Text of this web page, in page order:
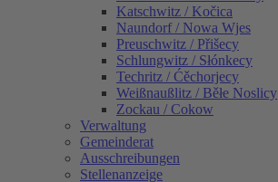
Katschwitz / Kočica
Naundorf / Nowa Wjes
Preuschwitz / Přišecy
Schlungwitz / Słónkecy
Techritz / Ćěchorjecy
Weißnaußlitz / Běłe Noslicy
Zockau / Cokow
Verwaltung
Gemeinderat
Ausschreibungen
Stellenanzeige